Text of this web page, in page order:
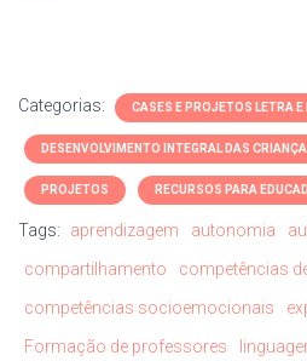
Categorias: CASES E PROJETOS LETRA E
DESENVOLVIMENTO INTEGRAL DAS
PROJETOS RECURSOS PARA
Tags: aprendizagem autonomia
compartilhamento
competências
competências socioemocionais
Formação de professores